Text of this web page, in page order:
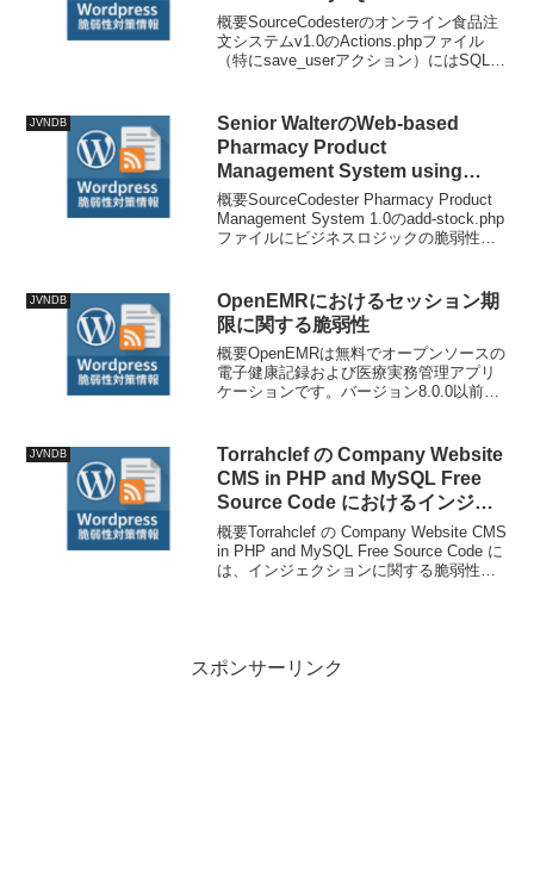
CodeにおけるSQL インジェクシ
ョンの脆弱性
概要SourceCodesterのオンライン食品注
文システムv1.0のActions.phpファイル
（特にsave_userアクション）にはSQLイ
タに渡される...
JVNDB
Senior WalterのWeb-based
Pharmacy Product
Management System using
PHP and MySQL Databaseにお
ける複数の脆弱性
概要SourceCodester Pharmacy Product
Management System 1.0のadd-stock.php
ファイルにビジネスロジックの脆弱性が
JVNDB
OpenEMRにおけるセッション期
限に関する脆弱性
概要OpenEMRは無料でオープンソースの
電子健康記録および医療実務管理アプリ
ケーションです。バージョン8.0.0以前で
`skip_timeout_r...
JVNDB
Torrahclef の Company Website
CMS in PHP and MySQL Free
Source Code におけるインジェ
クションに関する脆弱性
概要Torrahclef の Company Website CMS
in PHP and MySQL Free Source Code に
は、インジェクションに関する脆弱性、
スポンサーリンク